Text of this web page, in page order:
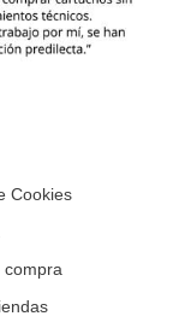
Cookies
compra